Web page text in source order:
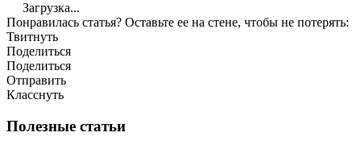
Загрузка...
Понравилась статья? Оставьте ее на стене, чтобы не потерять:
Твитнуть
Поделиться
Поделиться
Отправить
Класснуть
Полезные статьи